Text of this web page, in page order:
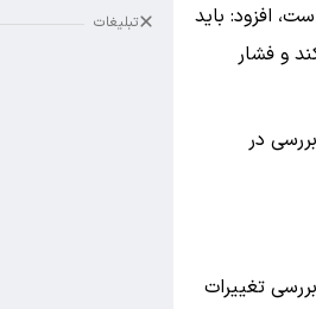
افزود: باید
و فشار
در
تغییرات
تبلیغات